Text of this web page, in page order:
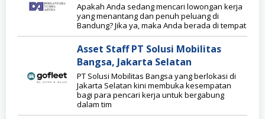
Apakah Anda sedang mencari lowongan kerja
yang menantang dan penuh peluang di
Bandung? Jika ya, maka Anda berada di tempat
Asset Staff PT Solusi Mobilitas
Bangsa, Jakarta Selatan
PT Solusi Mobilitas Bangsa yang berlokasi di
Jakarta Selatan kini membuka kesempatan
bagi para pencari kerja untuk bergabung
dalam tim